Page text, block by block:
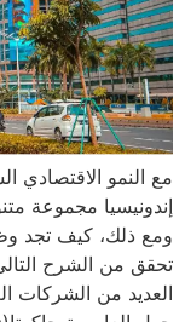
مع النمو الاقتصادي
إندونيسيا مجموعة
ومع ذلك، كيف تجد
تحقق من الشرح
العديد من الشركات